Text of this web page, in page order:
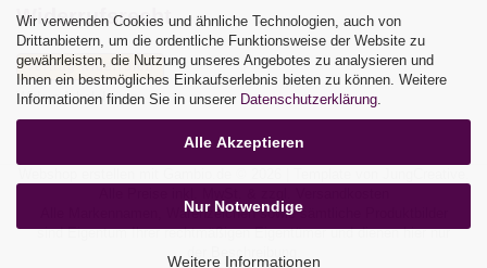
Wir verwenden Cookies und ähnliche Technologien, auch von
Drittanbietern, um die ordentliche Funktionsweise der Website zu
gewährleisten, die Nutzung unseres Angebotes zu analysieren und
Ihnen ein bestmögliches Einkaufserlebnis bieten zu können. Weitere
Informationen finden Sie in unserer Datenschutzerklärung
Alle Akzeptieren
Nur Notwendige
Weitere Informationen
Widerrufsrecht
Vertrag widerrufen
Widerrufsbelehrung
Alle Markennamen, Warenzeichen sowie sämtliche Produktbilder
sind Eigentum Ihrer rechtmäßigen Eigentümer und dienen hier nur
der Beschreibung.